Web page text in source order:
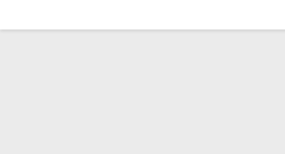
напаѓач на
уште